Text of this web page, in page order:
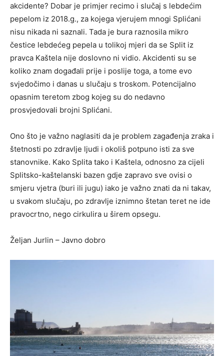
akcidente? Dobar je primjer recimo i slučaj s lebdećim
pepelom iz 2018.g., za kojega vjerujem mnogi Splićani
nisu nikada ni saznali. Tada je bura raznosila mikro
čestice lebdećeg pepela u tolikoj mjeri da se Split iz
pravca Kaštela nije doslovno ni vidio. Akcidenti su se
koliko znam događali prije i poslije toga, a tome evo
svjedočimo i danas u slučaju s troskom. Potencijalno
opasnim teretom zbog kojeg su do nedavno
prosvjedovali brojni Splićani.
Ono što je važno naglasiti da je problem zagađenja zraka i
štetnosti po zdravlje ljudi i okoliš potpuno isti za sve
stanovnike. Kako Splita tako i Kaštela, odnosno za cijeli
Splitsko-kaštelanski bazen gdje zapravo sve ovisi o
smjeru vjetra (buri ili jugu) iako je važno znati da ni takav,
u svakom slučaju, po zdravlje iznimno štetan teret ne ide
pravocrtno, nego cirkulira u širem opsegu.
Željan Jurlin – Javno dobro